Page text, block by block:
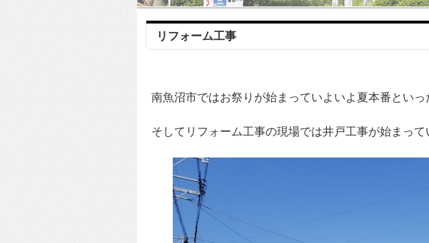
リフォーム工事
南魚沼市ではお祭りが始まっていよいよ夏本番といっ
そしてリフォーム工事の現場では井戸工事が始まって